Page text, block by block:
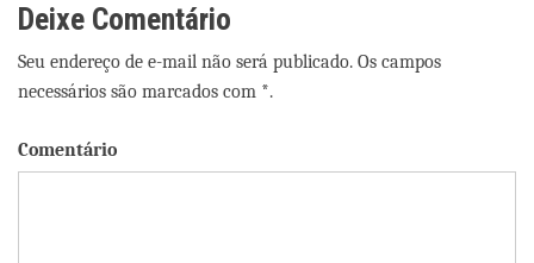
Deixe Comentário
Seu endereço de e-mail não será publicado. Os campos
necessários são marcados com *.
Comentário